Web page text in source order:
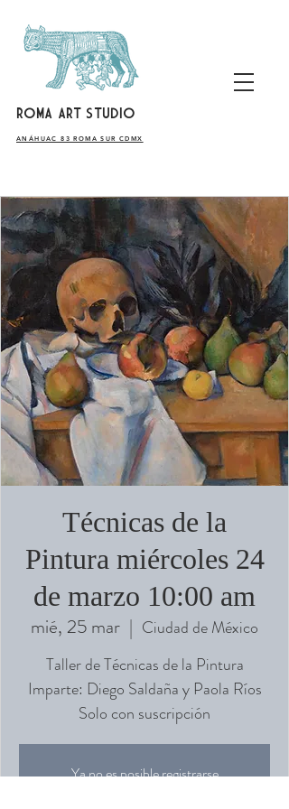
ROMA ART STUDIO
​ANÁHUAC 83 ROMA SUR CDMX
Técnicas de la
Pintura miércoles 24
de marzo 10:00 am
mié, 25 mar
  |
Ciudad de México
Taller de Técnicas de la Pintura
Imparte: Diego Saldaña y Paola Ríos
Solo con suscripción
Ya no es posible registrarse